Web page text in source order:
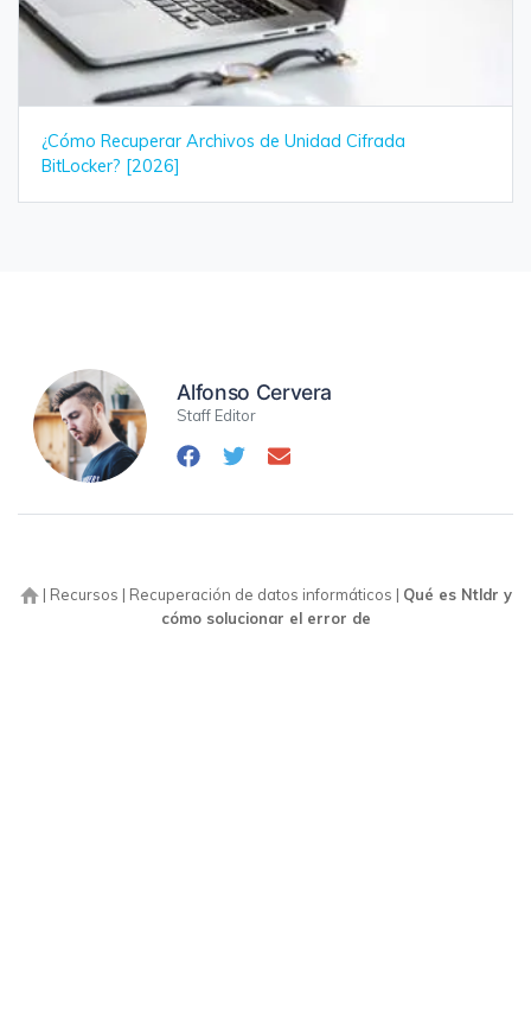
¿Cómo Recuperar Archivos de Unidad Cifrada
BitLocker? [2026]
Alfonso Cervera
Staff Editor
| Recursos | Recuperación de datos informáticos | Qué es Ntldr y
cómo solucionar el error de